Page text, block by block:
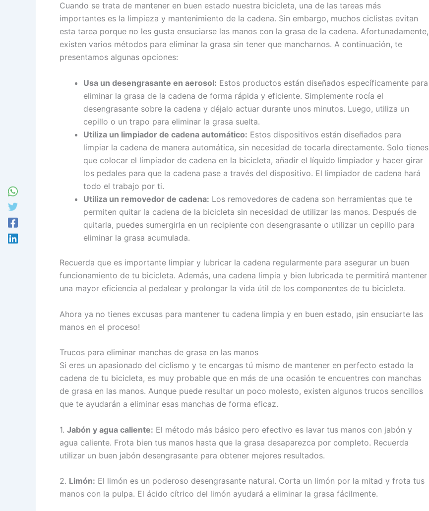
Cuando se trata de mantener en buen estado nuestra bicicleta, una de las tareas más
importantes es la limpieza y mantenimiento de la cadena. Sin embargo, muchos ciclistas evitan
esta tarea porque no les gusta ensuciarse las manos con la grasa de la cadena. Afortunadamente,
existen varios métodos para eliminar la grasa sin tener que mancharnos. A continuación, te
presentamos algunas opciones:
Usa un desengrasante en aerosol: Estos productos están diseñados específicamente para
eliminar la grasa de la cadena de forma rápida y eficiente. Simplemente rocía el
desengrasante sobre la cadena y déjalo actuar durante unos minutos. Luego, utiliza un
cepillo o un trapo para eliminar la grasa suelta.
Utiliza un limpiador de cadena automático: Estos dispositivos están diseñados para
limpiar la cadena de manera automática, sin necesidad de tocarla directamente. Solo tienes
que colocar el limpiador de cadena en la bicicleta, añadir el líquido limpiador y hacer girar
los pedales para que la cadena pase a través del dispositivo. El limpiador de cadena hará
todo el trabajo por ti.
Utiliza un removedor de cadena: Los removedores de cadena son herramientas que te
permiten quitar la cadena de la bicicleta sin necesidad de utilizar las manos. Después de
quitarla, puedes sumergirla en un recipiente con desengrasante o utilizar un cepillo para
eliminar la grasa acumulada.
Recuerda que es importante limpiar y lubricar la cadena regularmente para asegurar un buen
funcionamiento de tu bicicleta. Además, una cadena limpia y bien lubricada te permitirá mantener
una mayor eficiencia al pedalear y prolongar la vida útil de los componentes de tu bicicleta.
Ahora ya no tienes excusas para mantener tu cadena limpia y en buen estado, ¡sin ensuciarte las
manos en el proceso!
Trucos para eliminar manchas de grasa en las manos
Si eres un apasionado del ciclismo y te encargas tú mismo de mantener en perfecto estado la
cadena de tu bicicleta, es muy probable que en más de una ocasión te encuentres con manchas
de grasa en las manos. Aunque puede resultar un poco molesto, existen algunos trucos sencillos
que te ayudarán a eliminar esas manchas de forma eficaz.
1. Jabón y agua caliente: El método más básico pero efectivo es lavar tus manos con jabón y
agua caliente. Frota bien tus manos hasta que la grasa desaparezca por completo. Recuerda
utilizar un buen jabón desengrasante para obtener mejores resultados.
2. Limón: El limón es un poderoso desengrasante natural. Corta un limón por la mitad y frota tus
manos con la pulpa. El ácido cítrico del limón ayudará a eliminar la grasa fácilmente.